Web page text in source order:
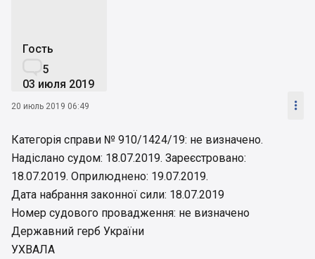
Гость
5
03 июля 2019
20 июль 2019 06:49 
Категорія справи № 910/1424/19: не визначено.
Надіслано судом: 18.07.2019. Зареєстровано:
18.07.2019. Оприлюднено: 19.07.2019.
Дата набрання законної сили: 18.07.2019
Номер судового провадження: не визначено
Державний герб України
УХВАЛА